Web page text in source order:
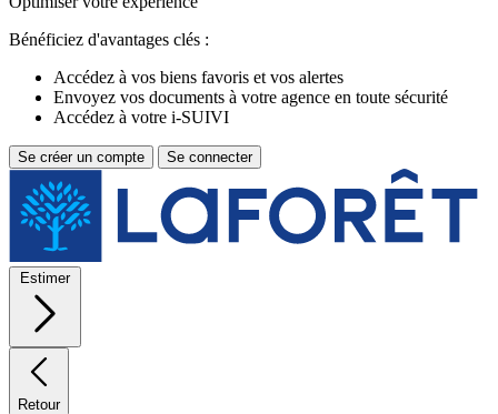
Bénéficiez d'avantages clés :
Accédez à vos biens favoris et vos alertes
Envoyez vos documents à votre agence en toute sécurité
Accédez à votre i-SUIVI
Se créer un compte Se connecter
Estimer
Retour